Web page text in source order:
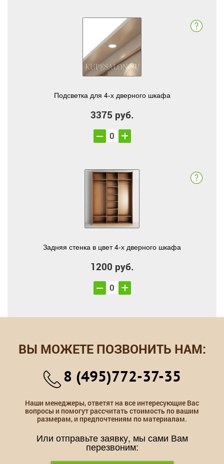
Подсветка для 4-х дверного шкафа
3375 руб.
Задняя стенка в цвет 4-х дверного шкафа
1200 руб.
ВЫ МОЖЕТЕ ПОЗВОНИТЬ НАМ:
8 (495)772-37-35
Наши менеджеры, ответят на все интересующие Вас
вопросы и помогут рассчитать стоимость по вашим
размерам, и предпочтениям по материалам.
Или отправьте заявку, мы сами Вам
перезвоним: